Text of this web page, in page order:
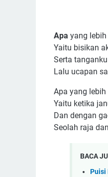
Apa yang
Yaitu bisikan
Serta
Lalu ucapan
Apa yang
Yaitu ketika
Dan dengan
Seolah raja
BACA
Puisi